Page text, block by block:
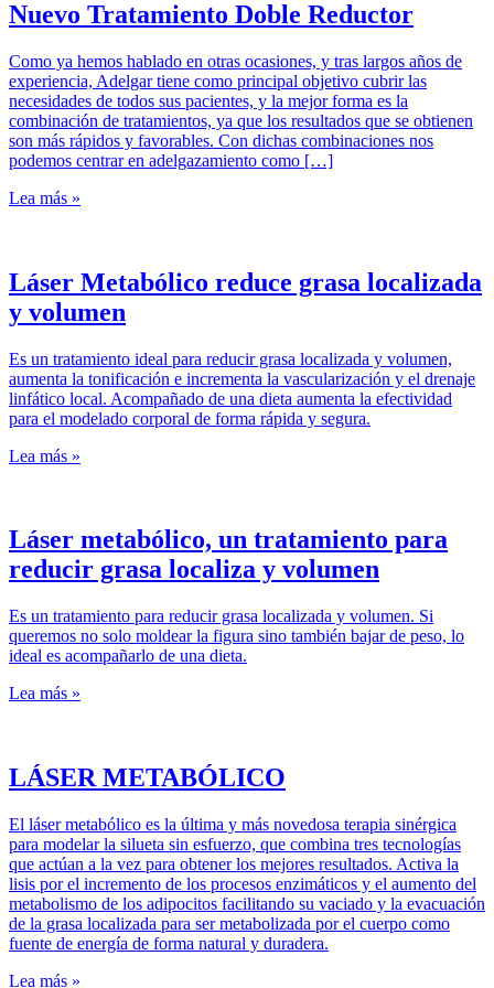
Nuevo Tratamiento Doble Reductor
Como ya hemos hablado en otras ocasiones, y tras largos años de
experiencia, Adelgar tiene como principal objetivo cubrir las
necesidades de todos sus pacientes, y la mejor forma es la
combinación de tratamientos, ya que los resultados que se obtienen
son más rápidos y favorables. Con dichas combinaciones nos
podemos centrar en adelgazamiento como […]
Lea más »
Láser Metabólico reduce grasa localizada
y volumen
Es un tratamiento ideal para reducir grasa localizada y volumen,
aumenta la tonificación e incrementa la vascularización y el drenaje
linfático local. Acompañado de una dieta aumenta la efectividad
para el modelado corporal de forma rápida y segura.
Lea más »
Láser metabólico, un tratamiento para
reducir grasa localiza y volumen
Es un tratamiento para reducir grasa localizada y volumen. Si
queremos no solo moldear la figura sino también bajar de peso, lo
ideal es acompañarlo de una dieta.
Lea más »
LÁSER METABÓLICO
El láser metabólico es la última y más novedosa terapia sinérgica
para modelar la silueta sin esfuerzo, que combina tres tecnologías
que actúan a la vez para obtener los mejores resultados. Activa la
lisis por el incremento de los procesos enzimáticos y el aumento del
metabolismo de los adipocitos facilitando su vaciado y la evacuación
de la grasa localizada para ser metabolizada por el cuerpo como
fuente de energía de forma natural y duradera.
Lea más »